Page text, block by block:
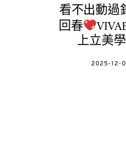
看不出動過
回春
上立美
POSTED
2025-12-